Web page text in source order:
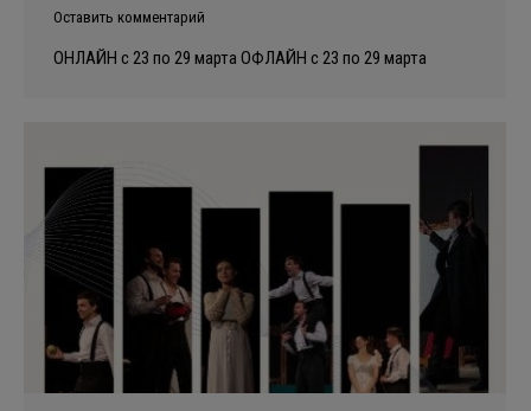
Оставить комментарий
ОНЛАЙН с 23 по 29 марта ОФЛАЙН с 23 по 29 марта